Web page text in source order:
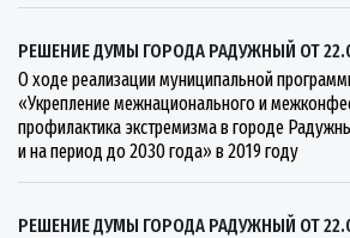
РЕШЕНИЕ ДУМЫ ГОРОДА РАДУЖНЫЙ ОТ
О ходе реализации муниципальной
«Укрепление межнационального и
профилактика экстремизма в городе
и на период до 2030 года» в 2019 году
РЕШЕНИЕ ДУМЫ ГОРОДА РАДУЖНЫЙ ОТ